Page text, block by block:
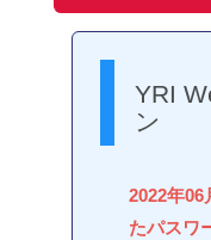
YRI
ン
2022年06
たパスワ